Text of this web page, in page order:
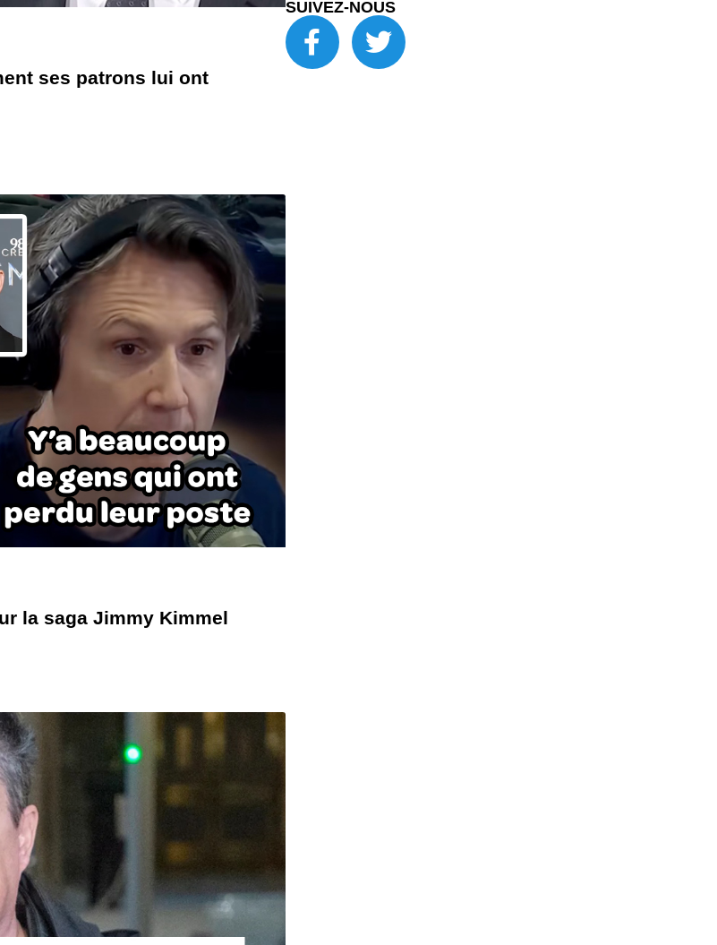
ses patrons lui ont
la saga Jimmy Kimmel
SUIVEZ-NOUS